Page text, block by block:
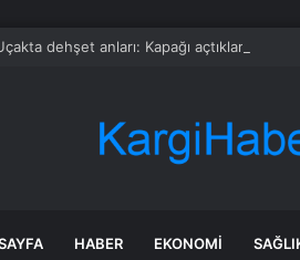
dehşet anları: Kapağı açtıklarında
HABER EKONOMI